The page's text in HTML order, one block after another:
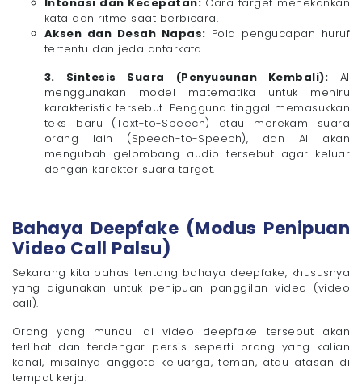
kata dan ritme saat berbicara.
Aksen dan Desah Napas: Pola pengucapan huruf
tertentu dan jeda antarkata.
3. Sintesis Suara (Penyusunan Kembali): AI
menggunakan model matematika untuk meniru
karakteristik tersebut. Pengguna tinggal memasukkan
teks baru (Text-to-Speech) atau merekam suara
orang lain (Speech-to-Speech), dan AI akan
mengubah gelombang audio tersebut agar keluar
dengan karakter suara target.
Bahaya Deepfake (Modus Penipuan
Video Call Palsu)
Sekarang kita bahas tentang bahaya deepfake, khususnya
yang digunakan untuk penipuan panggilan video (video
call).
Orang yang muncul di video deepfake tersebut akan
terlihat dan terdengar persis seperti orang yang kalian
kenal, misalnya anggota keluarga, teman, atau atasan di
tempat kerja.